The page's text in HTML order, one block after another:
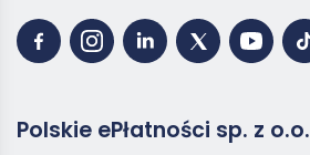
Polskie ePłatności sp. z o.o.